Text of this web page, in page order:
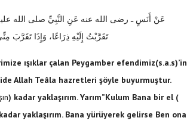
عَنْ أَنَسٍ ـ رضى الله عنه عَنِ النَّبِيِّ صلى الله
تَقَرَّبْتُ إِلَيْهِ ذِرَاعًا، وَإِذَا تَقَرَّبَ
ışıklar çalan Peygamber efendimiz(s.a.s)’in
Allah Teâla hazretleri şöyle buyurmuştur.
”Kulum Bana bir el (
) kadar yaklaşırım. Yarım
yaklaşırım. Bana yürüyerek gelirse Ben ona